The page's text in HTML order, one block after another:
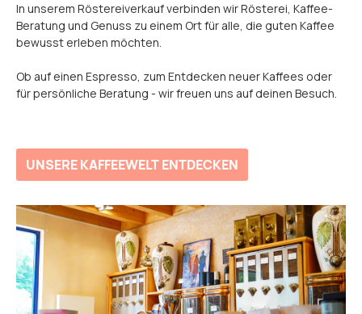
In unserem Röstereiverkauf verbinden wir Rösterei, Kaffee-
Beratung und Genuss zu einem Ort für alle, die guten Kaffee
bewusst erleben möchten.
Ob auf einen Espresso, zum Entdecken neuer Kaffees oder
für persönliche Beratung - wir freuen uns auf deinen Besuch.
UNSERE KAFFEEWELT ENTDECKEN